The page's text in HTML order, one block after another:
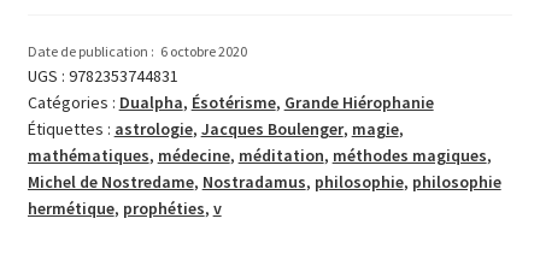
ses
prophéties
Date de publication : 6 octobre 2020
UGS : 9782353744831
Catégories : Dualpha, Ésotérisme, Grande Hiérophanie
Étiquettes : astrologie, Jacques Boulenger, magie,
mathématiques, médecine, méditation, méthodes magiques,
Michel de Nostredame, Nostradamus, philosophie, philosophie
hermétique, prophéties, v